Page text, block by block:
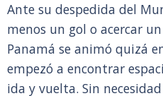
Ante su despedida del
menos un gol o acercar
Panamá se animó quizá
empezó a encontrar
ida y vuelta. Sin